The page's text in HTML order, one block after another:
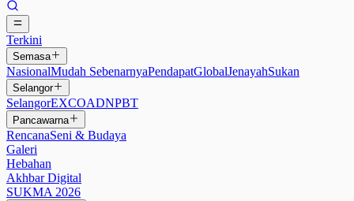
Terkini
Semasa
NasionalMudah SebenarnyaPendapatGlobalJenayahSukan
Selangor
SelangorEXCOADNPBT
Pancawarna
RencanaSeni & Budaya
Galeri
Hebahan
Akhbar Digital
SUKMA 2026